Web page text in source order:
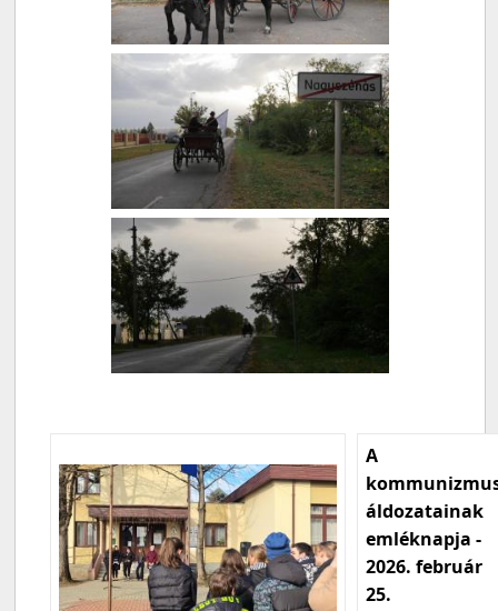
A
áldozatainak
emléknapja -
2026. február
25.